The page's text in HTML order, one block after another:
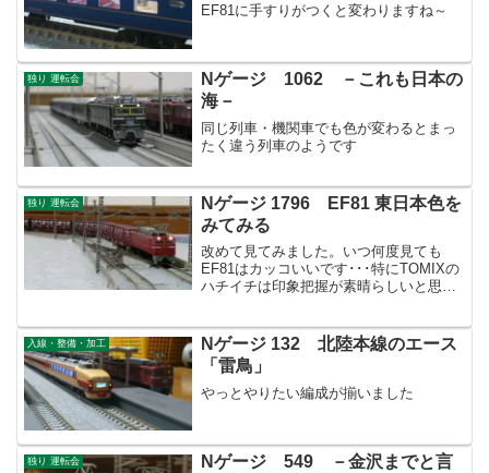
EF81に手すりがつくと変わりますね～
独り 運転会
Nゲージ 1062 －これも日本の
海－
同じ列車・機関車でも色が変わるとまっ
たく違う列車のようです
独り 運転会
Nゲージ 1796 EF81 東日本色を
みてみる
改めて見てみました。いつ何度見ても
EF81はカッコいいです･･･特にTOMIXの
ハチイチは印象把握が素晴らしいと思い
入線・整備・加工
Nゲージ 132 北陸本線のエース
「雷鳥」
やっとやりたい編成が揃いました
独り 運転会
Nゲージ 549 －金沢までと言